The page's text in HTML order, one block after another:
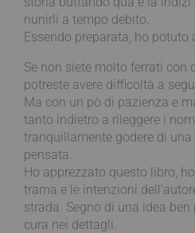
riunirli a tempo debito.
Essendo preparata, ho potuto
Se non siete molto ferrati con
potreste avere difficoltà a
Ma con un pò di pazienza e
tanto indietro a rileggere i
tranquillamente godere di
pensata.
Ho apprezzato questo libro,
trama e le intenzioni
strada. Segno di una idea
cura nei dettagli.